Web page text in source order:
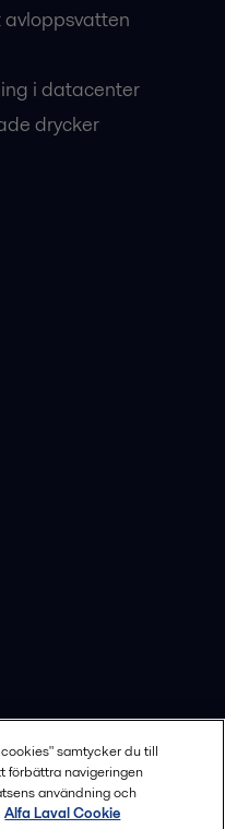
i datacenter
drycker
samtycker du till
förbättra navigeringen
användning och
Alfa Laval Cookie